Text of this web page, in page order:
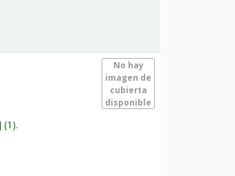
No hay
imagen de
cubierta
disponible
(1).